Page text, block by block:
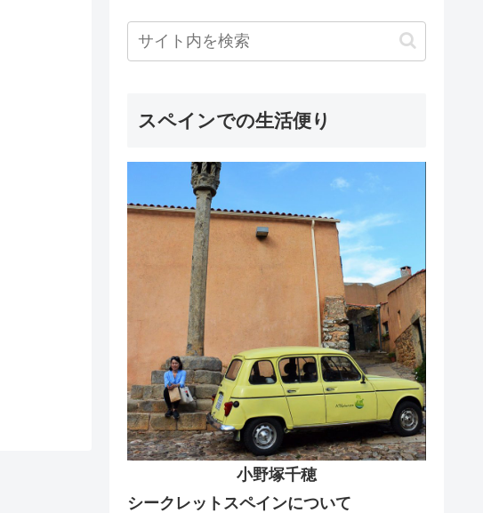
スペインでの生活便り
小野塚千穂
シークレットスペインについて